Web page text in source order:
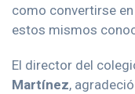
como convertirse
estos mismos
El director del
Martínez,